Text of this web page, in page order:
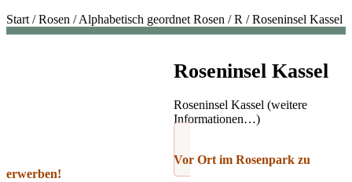
Start /Rosen /Alphabetisch geordnet Rosen /R /Roseninsel Kassel
Roseninsel Kassel
Roseninsel Kassel (weitere
Informationen…)
Vor Ort im Rosenpark zu
erwerben!